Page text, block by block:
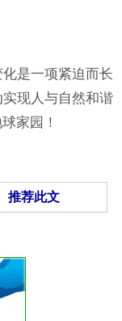
是一项紧迫而长
现人与自然和谐
家园！
推荐此文